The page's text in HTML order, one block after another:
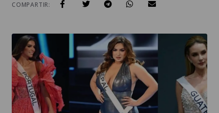
COMPARTIR: